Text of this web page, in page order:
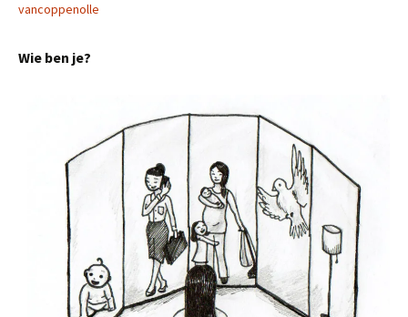
vancoppenolle
Wie ben je?